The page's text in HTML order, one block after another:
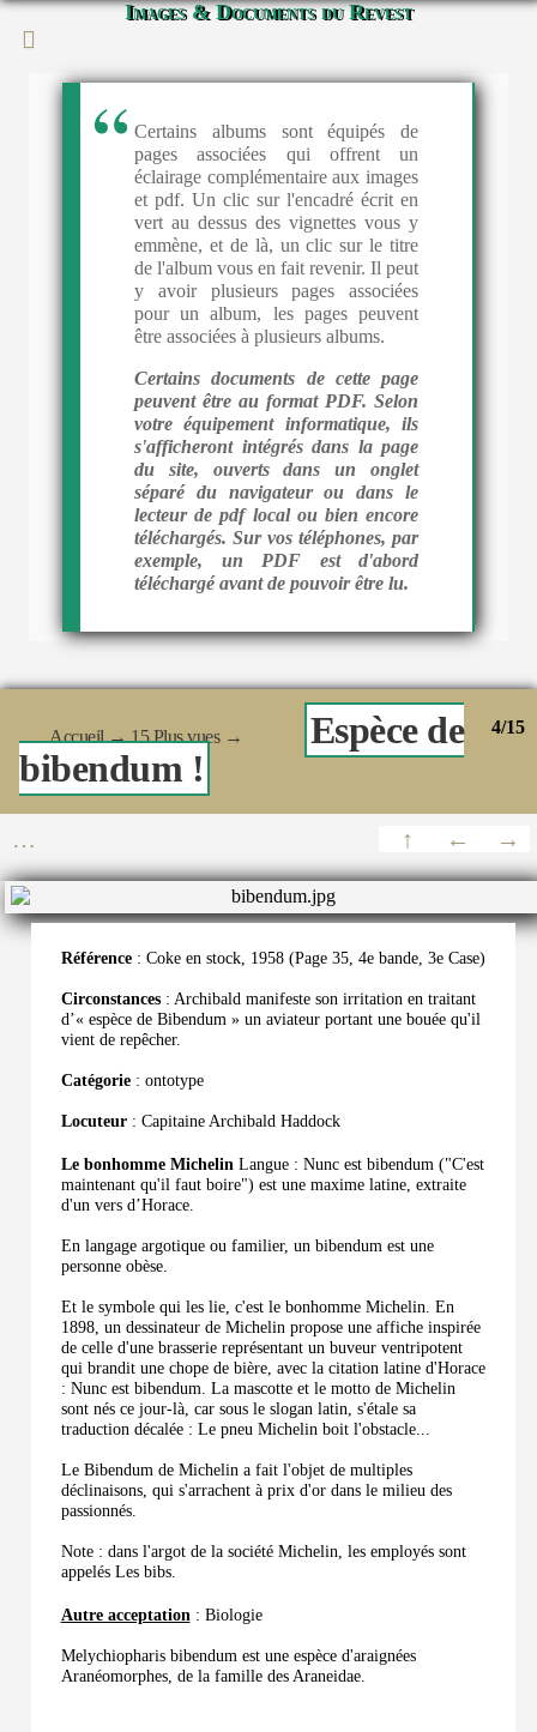
Images & Documents du Revest
Certains albums sont équipés de
pages associées qui offrent un
éclairage complémentaire aux images
et pdf. Un clic sur l'encadré écrit en
vert au dessus des vignettes vous y
emmène, et de là, un clic sur le titre
de l'album vous en fait revenir. Il peut
y avoir plusieurs pages associées
pour un album, les pages peuvent
être associées à plusieurs albums.
Certains documents de cette page
peuvent être au format PDF. Selon
votre équipement informatique, ils
s'afficheront intégrés dans la page
du site, ouverts dans un onglet
séparé du navigateur ou dans le
lecteur de pdf local ou bien encore
téléchargés. Sur vos téléphones, par
exemple, un PDF est d'abord
téléchargé avant de pouvoir être lu.
4/15
Accueil→15 Plus vues→
Espèce de
bibendum !
Référence: Coke en stock, 1958 (Page 35, 4e bande, 3e Case)
Circonstances: Archibald manifeste son irritation en traitant
d’« espèce de Bibendum » un aviateur portant une bouée qu'il
vient de repêcher.
Catégorie: ontotype
Locuteur: Capitaine Archibald Haddock
Le bonhomme Michelin Langue : Nunc est bibendum ("C'est
maintenant qu'il faut boire") est une maxime latine, extraite
d'un vers d’Horace.
En langage argotique ou familier, un bibendum est une
personne obèse.
Et le symbole qui les lie, c'est le bonhomme Michelin. En
1898, un dessinateur de Michelin propose une affiche inspirée
de celle d'une brasserie représentant un buveur ventripotent
qui brandit une chope de bière, avec la citation latine d'Horace
: Nunc est bibendum. La mascotte et le motto de Michelin
sont nés ce jour-là, car sous le slogan latin, s'étale sa
traduction décalée : Le pneu Michelin boit l'obstacle...
Le Bibendum de Michelin a fait l'objet de multiples
déclinaisons, qui s'arrachent à prix d'or dans le milieu des
passionnés.
Note : dans l'argot de la société Michelin, les employés sont
appelés Les bibs.
Autre acceptation : Biologie
Melychiopharis bibendum est une espèce d'araignées
Aranéomorphes, de la famille des Araneidae.